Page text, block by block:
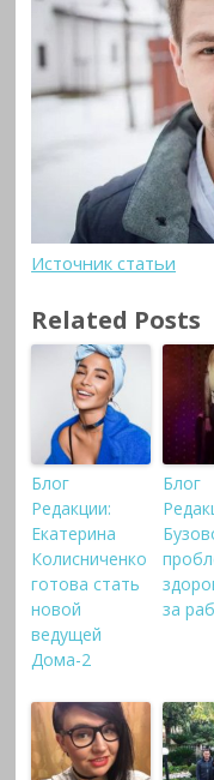
Источник статьи
Related Posts
Блог
Редакции:
Екатерина
Колисниченко
готова стать
новой
ведущей
Дома-2
Блог
за